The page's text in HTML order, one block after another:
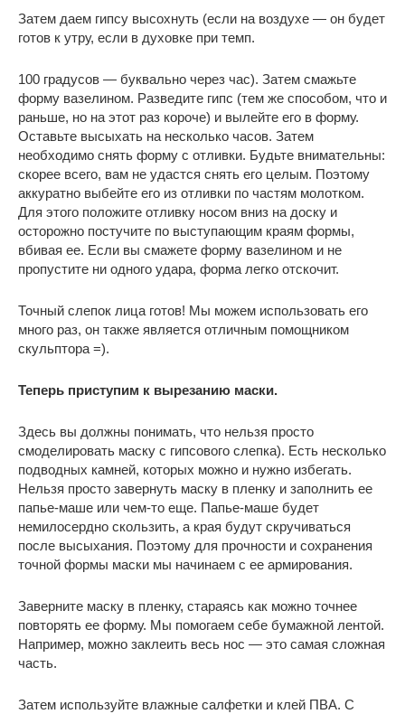
Затем даем гипсу высохнуть (если на воздухе — он будет
готов к утру, если в духовке при темп.
100 градусов — буквально через час). Затем смажьте
форму вазелином. Разведите гипс (тем же способом, что и
раньше, но на этот раз короче) и вылейте его в форму.
Оставьте высыхать на несколько часов. Затем
необходимо снять форму с отливки. Будьте внимательны:
скорее всего, вам не удастся снять его целым. Поэтому
аккуратно выбейте его из отливки по частям молотком.
Для этого положите отливку носом вниз на доску и
осторожно постучите по выступающим краям формы,
вбивая ее. Если вы смажете форму вазелином и не
пропустите ни одного удара, форма легко отскочит.
Точный слепок лица готов! Мы можем использовать его
много раз, он также является отличным помощником
скульптора =).
Теперь приступим к вырезанию маски.
Здесь вы должны понимать, что нельзя просто
смоделировать маску с гипсового слепка). Есть несколько
подводных камней, которых можно и нужно избегать.
Нельзя просто завернуть маску в пленку и заполнить ее
папье-маше или чем-то еще. Папье-маше будет
немилосердно скользить, а края будут скручиваться
после высыхания. Поэтому для прочности и сохранения
точной формы маски мы начинаем с ее армирования.
Заверните маску в пленку, стараясь как можно точнее
повторять ее форму. Мы помогаем себе бумажной лентой.
Например, можно заклеить весь нос — это самая сложная
часть.
Затем используйте влажные салфетки и клей ПВА. С